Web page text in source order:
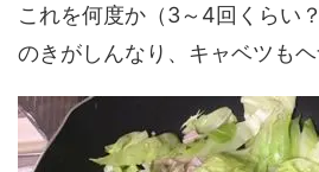
これを何度か（3～4回くらい
のきがしんなり、キャベツもヘ